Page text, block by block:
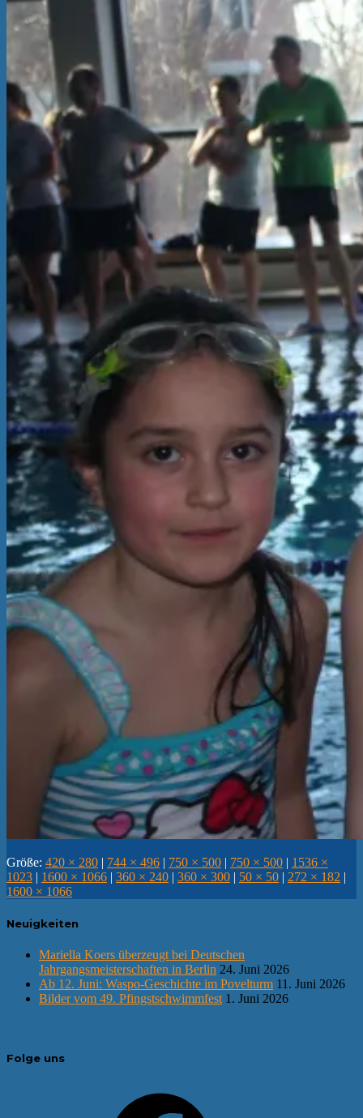
Größe: 420 × 280 | 744 × 496 | 750 × 500 | 750 × 500 | 1536 ×
1023 | 1600 × 1066 | 360 × 240 | 360 × 300 | 50 × 50 | 272 × 182 |
1600 × 1066
Neuigkeiten
Mariella Koers überzeugt bei Deutschen
Jahrgangsmeisterschaften in Berlin 24. Juni 2026
Ab 12. Juni: Waspo-Geschichte im Povelturm 11. Juni 2026
Bilder vom 49. Pfingstschwimmfest 1. Juni 2026
Folge uns